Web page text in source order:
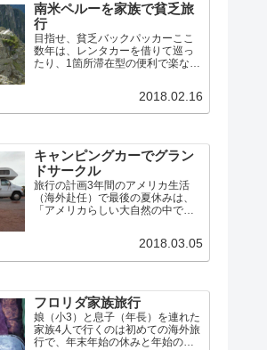
南米ペルーを家族で貧乏旅
行
目指せ、貧乏バックパッカーここ
数年は、レンタカーを借りて巡っ
たり、1箇所滞在型の便利で楽な旅
歩いたりして、安宿を探しながら
の旅をしてみたくなりました。そ
2018.02.16
キャンピングカーでグラン
ドサークル
旅行の計画3年間のアメリカ生活
（海外赴任）で最後の夏休みは、
「アメリカらしい大自然の中でア
ランドサークル」を巡ることにし
ました。グランドサークルとは、
2018.03.05
フロリダ家族旅行
娘（小3）と息子（年長）を連れた
家族4人で行くのは初めての海外旅
行で、年末年始の休みと年始のラ